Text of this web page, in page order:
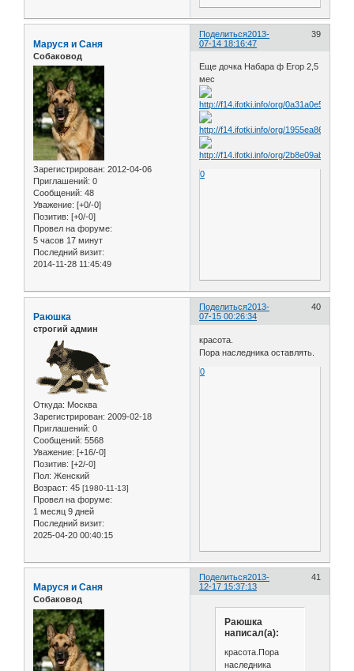
Поделиться 39
2013-
07-14 18:16:47
Маруся и Саня
Собаковод
Зарегистрирован: 2012-04-06
Приглашений: 0
Сообщений: 48
Уважение: [+0/-0]
Позитив: [+0/-0]
Провел на форуме:
5 часов 17 минут
Последний визит:
2014-11-28 11:45:49
Еще дочка Набара ф Егор 2,5
мес
0
Поделиться 40
2013-
07-15 00:26:34
Раюшка
строгий админ
Откуда: Москва
Зарегистрирован: 2009-02-18
Приглашений: 0
Сообщений: 5568
Уважение: [+16/-0]
Позитив: [+2/-0]
Пол: Женский
Возраст: 45 [1980-11-13]
Провел на форуме:
1 месяц 9 дней
Последний визит:
2025-04-20 00:40:15
красота.
Пора наследника оставлять.
0
Поделиться 41
2013-
12-17 15:37:13
Маруся и Саня
Собаковод
Раюшка
написал(а):
красота.Пора
наследника